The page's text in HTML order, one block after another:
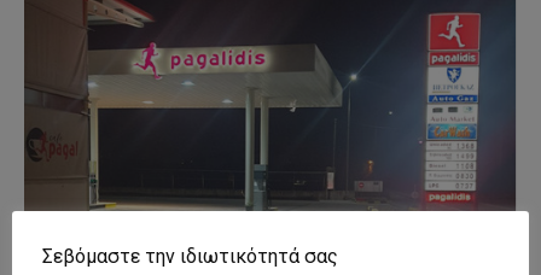
Σεβόμαστε την ιδιωτικότητά σας